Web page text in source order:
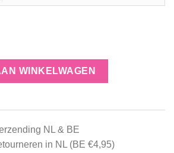
aantal
WINKELWAGEN
NL & BE
in NL (BE €4,95)